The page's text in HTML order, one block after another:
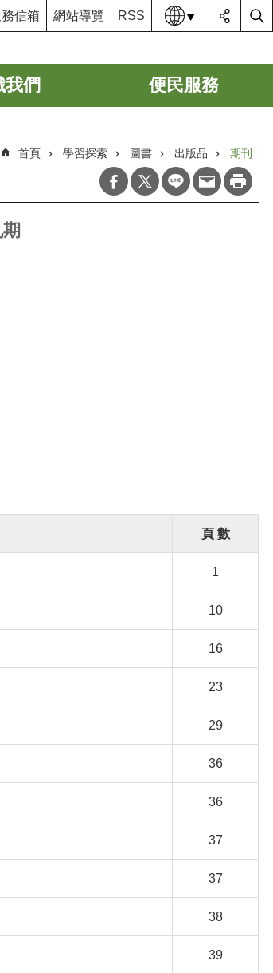
務信箱 網站導覽 RSS 語系
我們 便民服務
首頁 學習探索 圖書 出版品 期刊
頁 數
1
10
16
23
29
36
36
37
37
38
39